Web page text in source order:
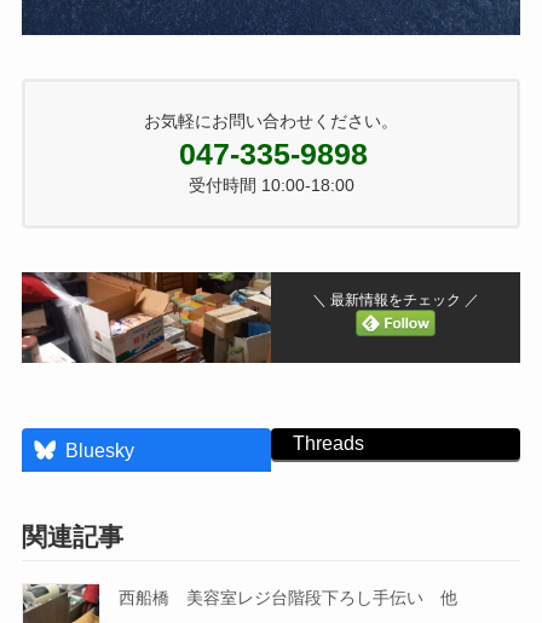
お気軽にお問い合わせください。
047-335-9898
受付時間 10:00-18:00
＼ 最新情報をチェック ／
Bluesky Threads
関連記事
西船橋 美容室レジ台階段下ろし手伝い 他